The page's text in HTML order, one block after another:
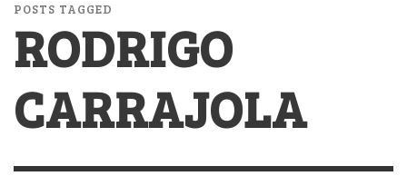
POSTS TAGGED
RODRIGO
CARRAJOLA